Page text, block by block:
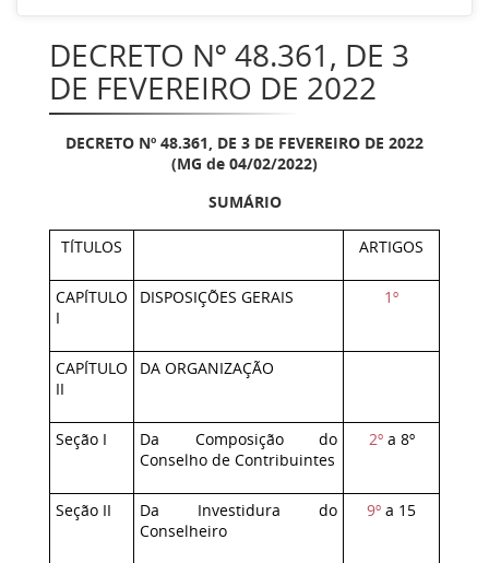
DECRETO Nº 48.361, DE 3
DE FEVEREIRO DE 2022
DECRETO Nº 48.361, DE 3 DE FEVEREIRO DE 2022
(MG de 04/02/2022)
SUMÁRIO
TÍTULOS ARTIGOS
CAPÍTULO
I
DISPOSIÇÕES GERAIS 1º
CAPÍTULO
II
DA ORGANIZAÇÃO
Seção I
Da Composição do
Conselho de Contribuintes
2ºa 8º
Seção II
Da Investidura do
Conselheiro
9º a 15